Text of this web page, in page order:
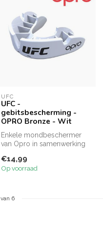
UFC
UFC -
gebitsbescherming -
OPRO Bronze - Wit
Enkele mondbeschermer
van Opro in samenwerking
goede pr...
€14,99
Op voorraad
van 6